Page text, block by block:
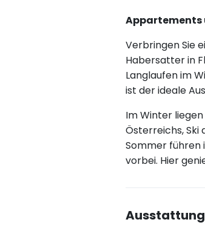
Appartements
Verbringen Sie
Habersatter in
Langlaufen im
ist der ideale
Im Winter
Österreichs, Ski
Sommer führen
vorbei. Hier
Ausstattung